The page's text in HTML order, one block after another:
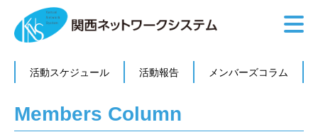
活動スケジュール 活動報告 メンバーズコラム
Members Column